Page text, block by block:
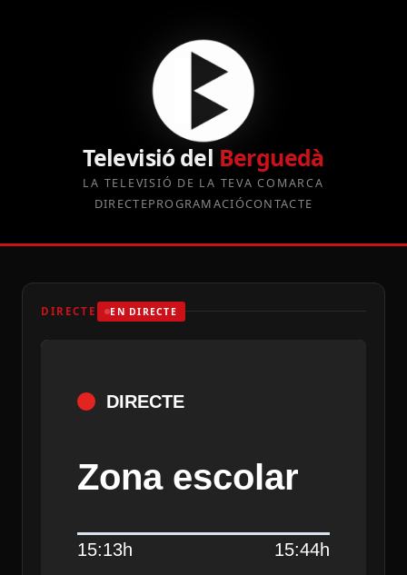
Televisió del Berguedà
LA TELEVISIÓ DE LA TEVA COMARCA
DIRECTEPROGRAMACIÓCONTACTE
DIRECTE EN DIRECTE
DIRECTE
Zona escolar
15:13h 15:44h